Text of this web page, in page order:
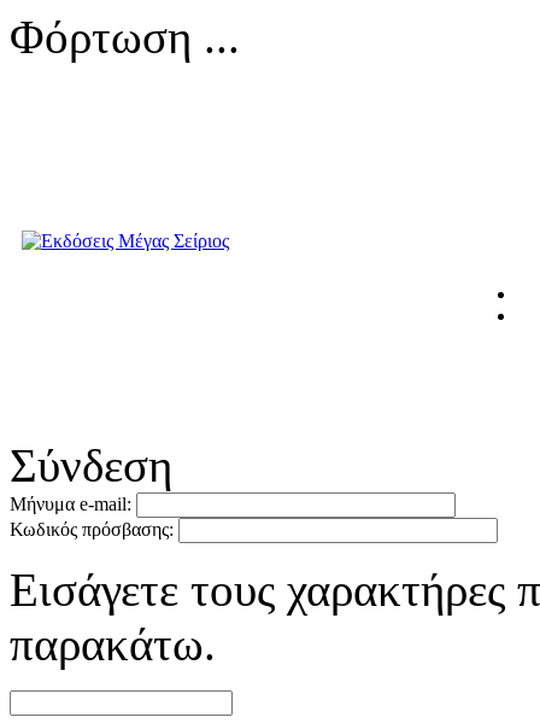
Φόρτωση ...
Σύνδεση
Μήνυμα e-mail:
Κωδικός πρόσβασης:
Εισάγετε τους χαρακτήρες
παρακάτω.